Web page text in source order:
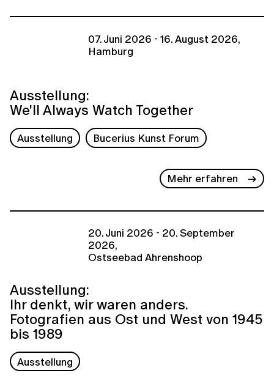
07. Juni 2026 - 16. August 2026,
Hamburg
Ausstellung:
We'll Always Watch Together
Ausstellung Bucerius Kunst Forum
Mehr erfahren
20. Juni 2026 - 20. September
2026,
Ostseebad Ahrenshoop
Ausstellung:
Ihr denkt, wir waren anders.
Fotografien aus Ost und West von 1945
bis 1989
Ausstellung